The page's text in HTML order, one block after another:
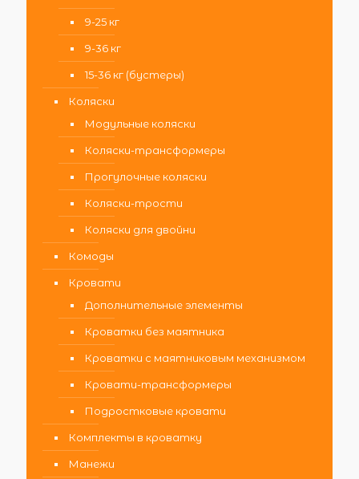
9-25 кг
9-36 кг
15-36 кг (бустеры)
Коляски
Модульные коляски
Коляски-трансформеры
Прогулочные коляски
Коляски-трости
Коляски для двойни
Комоды
Кровати
Дополнительные элементы
Кроватки без маятника
Кроватки с маятниковым механизмом
Кровати-трансформеры
Подростковые кровати
Комплекты в кроватку
Манежи